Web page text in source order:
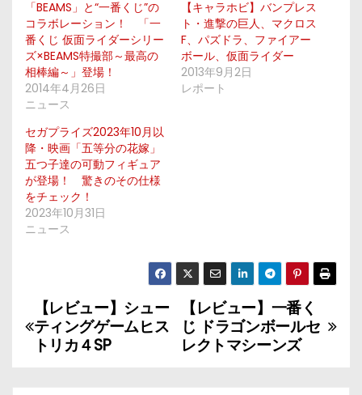
「BEAMS」と“一番くじ”の
コラボレーション！ 「一
番くじ 仮面ライダーシリー
ズ×BEAMS特撮部～最高の
相棒編～」登場！
2014年4月26日
ニュース
【キャラホビ】バンプレス
ト・進撃の巨人、マクロス
F、パズドラ、ファイアー
ボール、仮面ライダー
2013年9月2日
レポート
セガプライズ2023年10月以
降・映画「五等分の花嫁」
五つ子達の可動フィギュア
が登場！ 驚きのその仕様
をチェック！
2023年10月31日
ニュース
投
稿
【レビュー】一番く
じ ドラゴンボールセ
レクトマシーンズ
【レビュー】シュー
ティングゲームヒス
トリカ４SP